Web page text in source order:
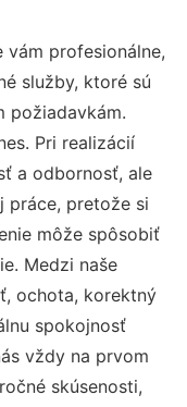
vám profesionálne,
služby, ktoré sú
požiadavkám.
Pri realizácií
a odbornosť, ale
práce, pretože si
môže spôsobiť
Medzi naše
ochota, korektný
spokojnosť
vždy na prvom
skúsenosti,